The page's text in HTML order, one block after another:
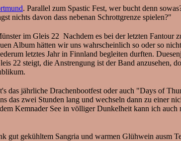
. Parallel zum Spastic Fest, wer bucht denn
nichts davon dass nebenan Schrottgrenze spielen?"
im Gleis 22 Nachdem es bei der letzten Fantour
Album hätten wir uns wahrscheinlich so oder so
letztes Jahr in Finnland begleiten durften.
22 steigt, die Anstrengung ist der Band anzusehen,
das jährliche Drachenbootfest oder auch "Days of
das zwei Stunden lang und wechseln dann zu einer
Kemnader See in völliger Dunkelheit kann ich auch
gut gekühltem Sangria und warmen Glühwein ausm